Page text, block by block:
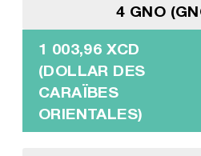
4 GNO
1 003,96 XCD
(DOLLAR DES
CARAÏBES
ORIENTALES)